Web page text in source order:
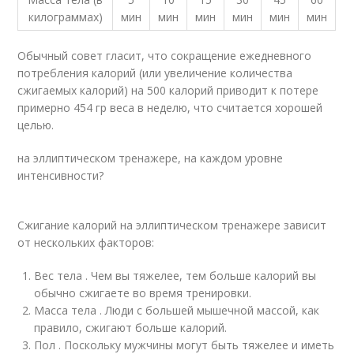
килограммах)
мин
мин
мин
мин
мин
мин
Обычный совет гласит, что сокращение ежедневного
потребления калорий (или увеличение количества
сжигаемых калорий) на 500 калорий приводит к потере
примерно 454 гр веса в неделю, что считается хорошей
целью.
на эллиптическом тренажере, на каждом уровне
интенсивности?
Сжигание калорий на эллиптическом тренажере зависит
от нескольких факторов:
Вес тела . Чем вы тяжелее, тем больше калорий вы
обычно сжигаете во время тренировки.
Масса тела . Люди с большей мышечной массой, как
правило, сжигают больше калорий.
Пол . Поскольку мужчины могут быть тяжелее и иметь